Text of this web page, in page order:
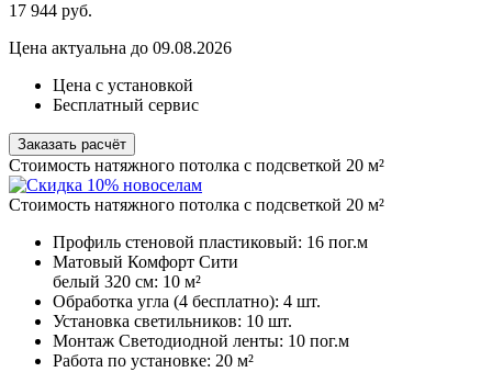
17 944 руб.
Цена актуальна до 09.08.2026
Цена с установкой
Бесплатный сервис
Заказать расчёт
Стоимость натяжного потолка с подсветкой 20 м²
Стоимость натяжного потолка с подсветкой 20 м²
Профиль стеновой пластиковый: 16 пог.м
Матовый Комфорт Сити
белый 320 см: 10 м²
Обработка угла (4 бесплатно): 4 шт.
Установка светильников: 10 шт.
Монтаж Светодиодной ленты: 10 пог.м
Работа по установке: 20 м²